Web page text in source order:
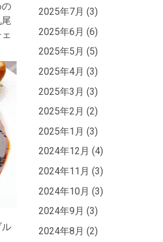
ル
2025年7月 (3)
2025年6月 (6)
2025年5月 (5)
2025年4月 (3)
2025年3月 (3)
2025年2月 (2)
2025年1月 (3)
2024年12月 (4)
2024年11月 (3)
2024年10月 (3)
2024年9月 (3)
2024年8月 (2)